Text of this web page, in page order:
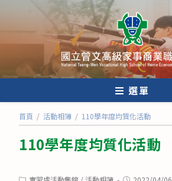
內
選單
首頁 / 活動相簿 / 110學年度均質化活動
110學年度均質化活動
Post
Post